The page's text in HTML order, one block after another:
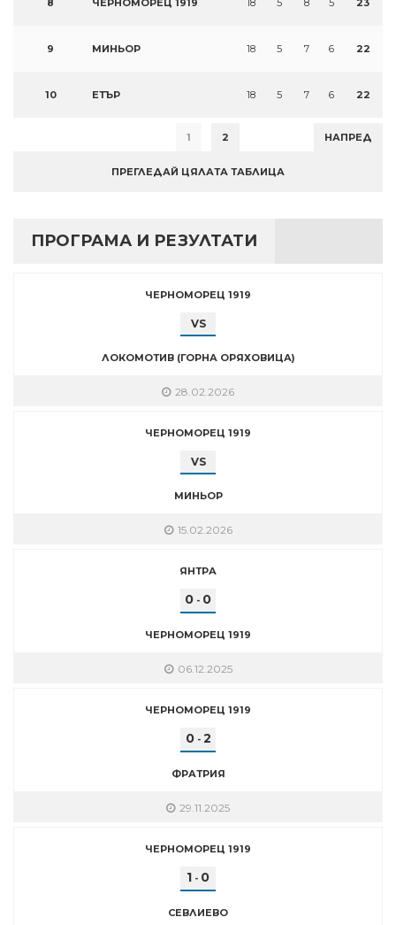
8 ЧЕРНОМОРЕЦ 1919 18 5 8 5 23
9 МИНЬОР 18 5 7 6 22
10 ЕТЪР 18 5 7 6 22
1 2 НАПРЕД
ПРЕГЛЕДАЙ ЦЯЛАТА ТАБЛИЦА
ПРОГРАМА И РЕЗУЛТАТИ
ЧЕРНОМОРЕЦ 1919
VS
ЛОКОМОТИВ (ГОРНА ОРЯХОВИЦА)
28.02.2026
ЧЕРНОМОРЕЦ 1919
VS
МИНЬОР
15.02.2026
ЯНТРА
0 - 0
ЧЕРНОМОРЕЦ 1919
06.12.2025
ЧЕРНОМОРЕЦ 1919
0- 2
ФРАТРИЯ
29.11.2025
ЧЕРНОМОРЕЦ 1919
1 - 0
СЕВЛИЕВО